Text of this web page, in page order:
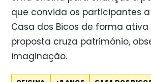
que convida os participantes
Casa dos Bicos de forma ativa
proposta cruza património,
imaginação.